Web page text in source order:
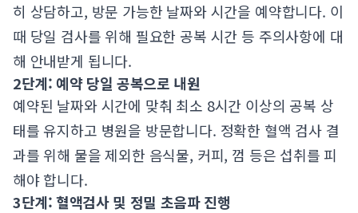
히 상담하고, 방문 가능한 날짜와 시간을 예약합니다. 이
때 당일 검사를 위해 필요한 공복 시간 등 주의사항에 대
해 안내받게 됩니다.
2단계: 예약 당일 공복으로 내원
예약된 날짜와 시간에 맞춰 최소 8시간 이상의 공복 상
태를 유지하고 병원을 방문합니다. 정확한 혈액 검사 결
과를 위해 물을 제외한 음식물, 커피, 껌 등은 섭취를 피
해야 합니다.
3단계: 혈액검사 및 정밀 초음파 진행